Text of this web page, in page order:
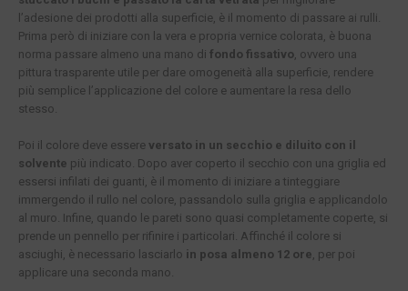
l’adesione dei prodotti alla superficie, è il momento di passare ai rulli.
Prima però di iniziare con la vera e propria vernice colorata, è buona
norma passare almeno una mano di fondo fissativo, ovvero una
pittura trasparente utile per dare omogeneità alla superficie, rendere
più semplice l’applicazione del colore e aumentare la resa dello
stesso.
Poi il colore deve essere versato in un secchio e diluito con il
solvente più indicato. Dopo aver coperto il secchio con una griglia ed
essersi infilati dei guanti, è il momento di iniziare a tinteggiare
immergendo il rullo nel colore, passandolo sulla griglia e applicandolo
al muro. Infine, quando le pareti sono quasi completamente coperte, si
prende un pennello per rifinire i particolari. Affinché il colore si
asciughi, è necessario lasciarlo in posa almeno 12 ore, per poi
applicare una seconda mano.